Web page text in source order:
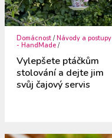
Domácnost /Návody a postupy
- HandMade /
Vylepšete ptáčkům
stolování a dejte jim
svůj čajový servis